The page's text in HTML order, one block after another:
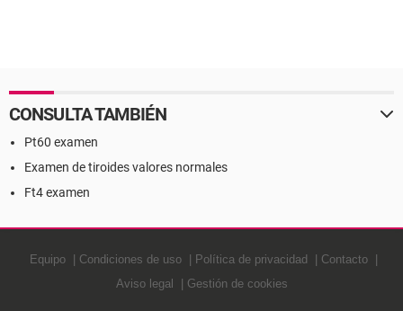
CONSULTA TAMBIÉN
Pt60 examen
Examen de tiroides valores normales
Ft4 examen
Equipo Condiciones de uso Política de privacidad
Contacto
Aviso legal
Gestión de cookies